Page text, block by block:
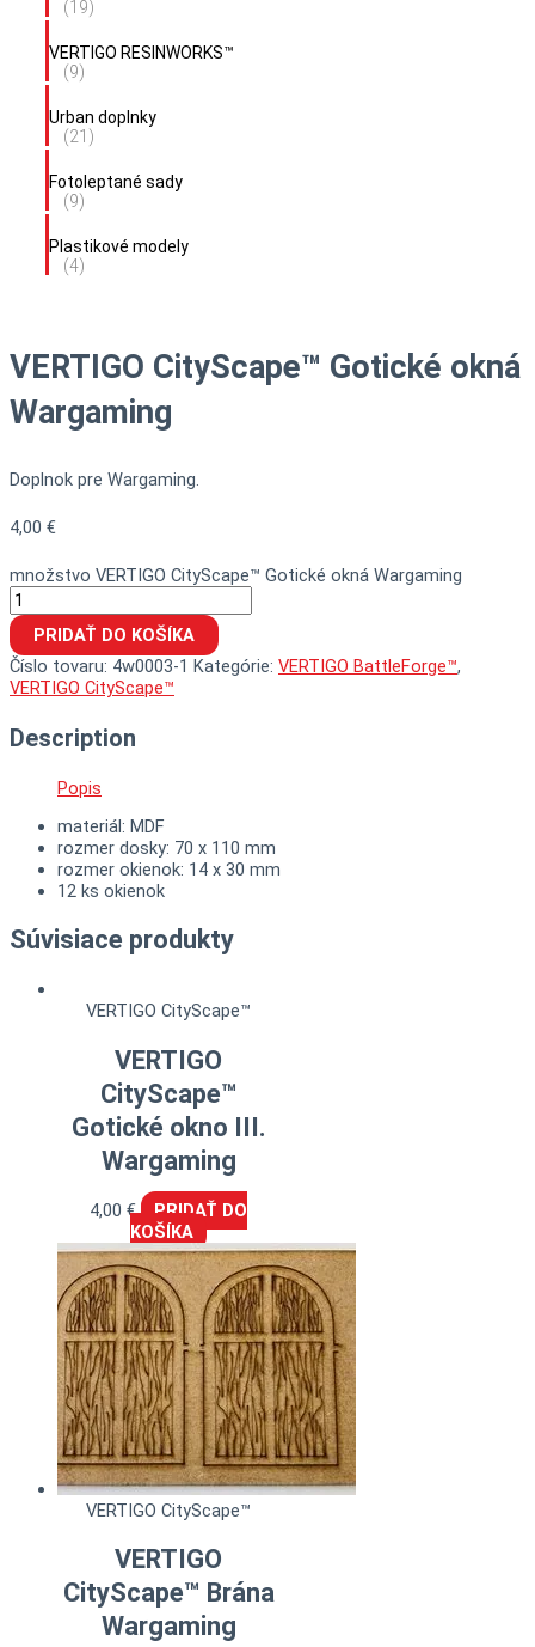
(19)
VERTIGO RESINWORKS™
(9)
Urban doplnky
(21)
Fotoleptané sady
(9)
Plastikové modely
(4)
VERTIGO CityScape™ Gotické okná
Wargaming
Doplnok pre Wargaming.
4,00 €
množstvo VERTIGO CityScape™ Gotické okná Wargaming
PRIDAŤ DO KOŠÍKA
Číslo tovaru: 4w0003-1 Kategórie: VERTIGO BattleForge™,
VERTIGO CityScape™
Description
Popis
materiál: MDF
rozmer dosky: 70 x 110 mm
rozmer okienok: 14 x 30 mm
12 ks okienok
Súvisiace produkty
VERTIGO CityScape™
VERTIGO
CityScape™
Gotické okno III.
Wargaming
4,00€
PRIDAŤ DO
KOŠÍKA
VERTIGO CityScape™
VERTIGO
CityScape™ Brána
Wargaming